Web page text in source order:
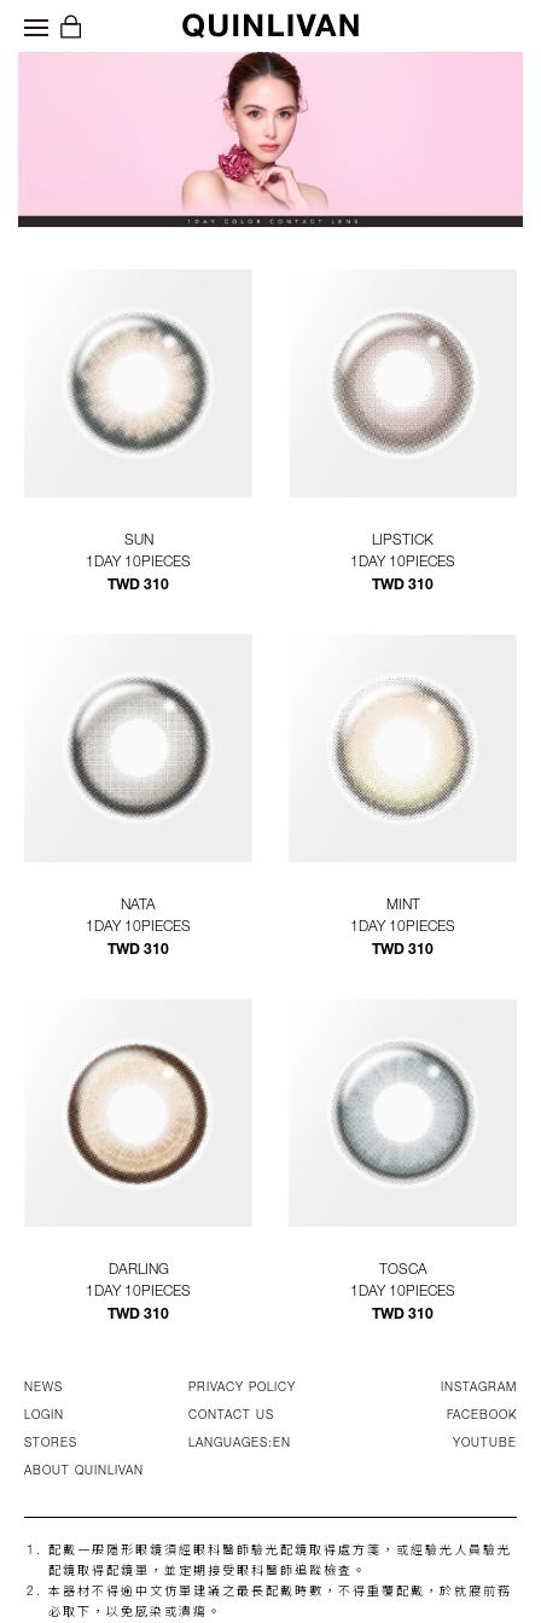
SUN
1DAY 10PIECES
TWD 310
LIPSTICK
1DAY 10PIECES
TWD 310
NATA
1DAY 10PIECES
TWD 310
MINT
1DAY 10PIECES
TWD 310
DARLING
1DAY 10PIECES
TWD 310
TOSCA
1DAY 10PIECES
TWD 310
NEWS
LOGIN
STORES
ABOUT QUINLIVAN
PRIVACY POLICY
CONTACT US
LANGUAGES:EN
INSTAGRAM
FACEBOOK
YOUTUBE
配戴一般隱形眼鏡須經眼科醫師驗光配鏡取得處方箋，或經驗光人員驗光
配鏡取得配鏡單，並定期接受眼科醫師追蹤檢査。
本器材不得逾中文仿單建議之最長配戴時數，不得重覆配戴，於就寢前務
必取下，以免感染或潰瘍。